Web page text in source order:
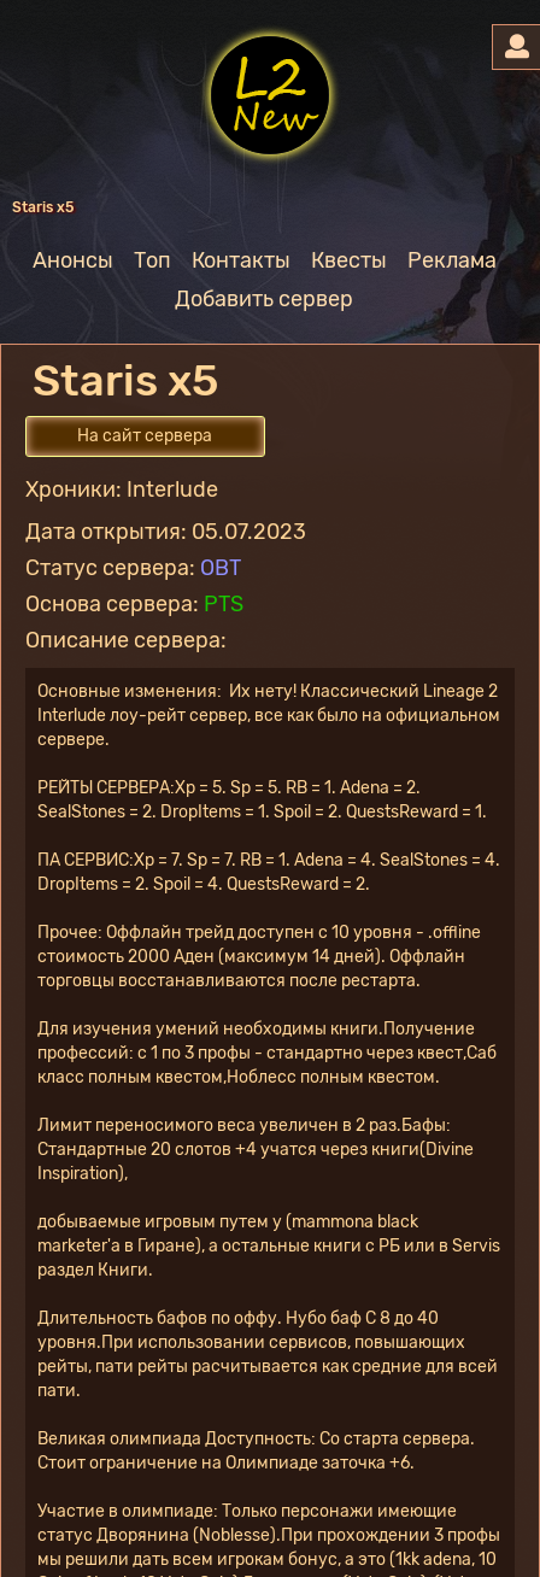
Staris x5
Анонсы Топ Контакты Квесты
Реклама
Добавить сервер
Staris x5
На сайт сервера
Хроники: Interlude
Дата открытия: 05.07.2023
Статус сервера: OBT
Основа сервера: PTS
Описание сервера:
Основные изменения:  Их нету! Классический Lineage 2
Interlude лоу-рейт сервер, все как было на официальном
сервере.
РЕЙТЫ СЕРВЕРА:Xp = 5. Sp = 5. RB = 1. Adena = 2.
SealStones = 2. DropItems = 1. Spoil = 2. QuestsReward = 1.
ПА СЕРВИС:Xp = 7. Sp = 7. RB = 1. Adena = 4. SealStones = 4.
DropItems = 2. Spoil = 4. QuestsReward = 2.
Прочее: Оффлайн трейд доступен с 10 уровня - .offline
стоимость 2000 Аден (максимум 14 дней). Оффлайн
торговцы восстанавливаются после рестарта.
Для изучения умений необходимы книги.Получение
профессий: с 1 по 3 профы - стандартно через квест,Саб
класс полным квестом,Ноблесс полным квестом.
Лимит переносимого веса увеличен в 2 раз.Бафы:
Стандартные 20 слотов +4 учатся через книги(Divine
Inspiration),
добываемые игровым путем у (mammona black
marketer'a в Гиране), а остальные книги с РБ или в Servis
раздел Книги.
Длительность бафов по оффу. Нубо баф C 8 до 40
уровня.При использовании сервисов, повышающих
рейты, пати рейты расчитывается как средние для всей
пати.
Великая олимпиада Доступность: Со старта сервера.
Стоит ограничение на Олимпиаде заточка +6.
Участие в олимпиаде: Только персонажи имеющие
статус Дворянина (Noblesse).При прохождении 3 профы
мы решили дать всем игрокам бонус, а это (1kk adena, 10